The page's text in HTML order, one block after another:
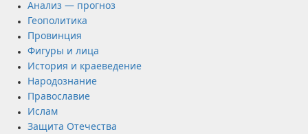
Анализ — прогноз
Геополитика
Провинция
Фигуры и лица
История и краеведение
Народознание
Православие
Ислам
Защита Отечества